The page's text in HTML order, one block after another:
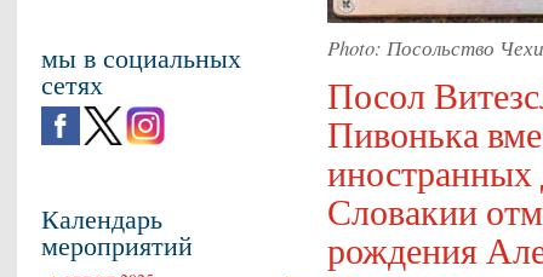
Photo: Посольство
Посол
Пивонька
Словакии
рождения
мы в социальных
сетях
Календарь
мероприятий